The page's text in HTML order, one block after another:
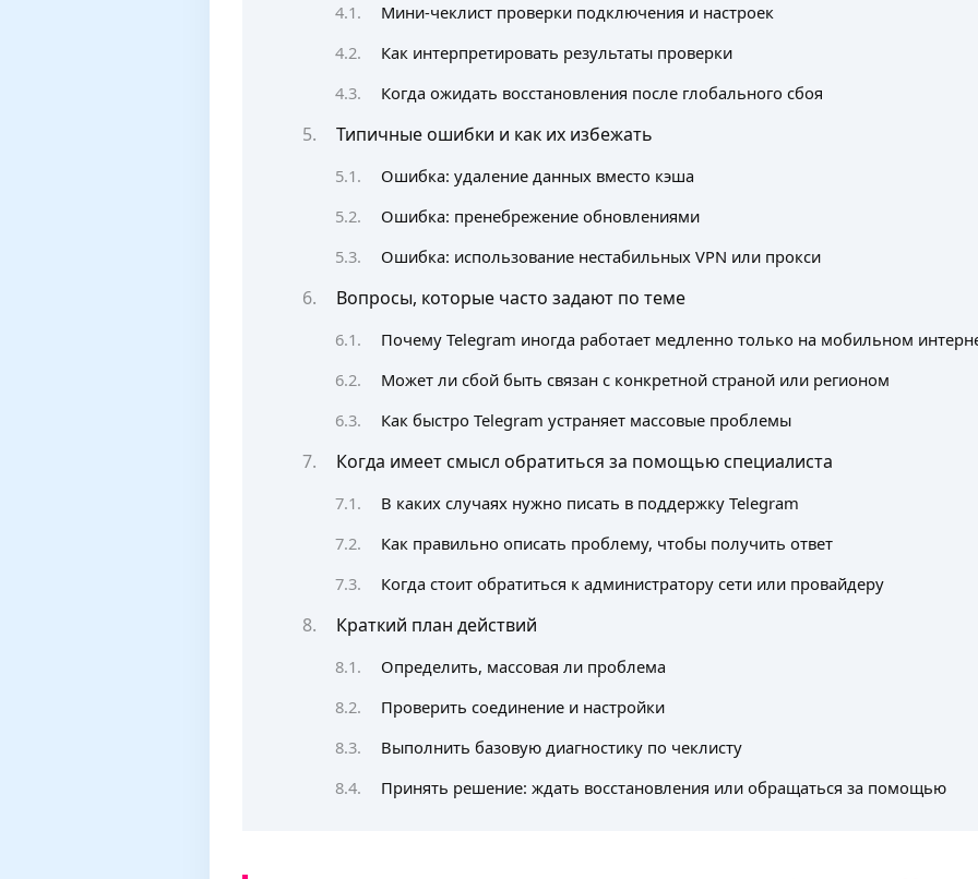
Мини-чеклист проверки подключения и настроек
Как интерпретировать результаты проверки
Когда ожидать восстановления после глобального сбоя
Типичные ошибки и как их избежать
Ошибка: удаление данных вместо кэша
Ошибка: пренебрежение обновлениями
Ошибка: использование нестабильных VPN или прокси
Вопросы, которые часто задают по теме
Почему Telegram иногда работает медленно только на мобильном
Может ли сбой быть связан с конкретной страной или регионом
Как быстро Telegram устраняет массовые проблемы
Когда имеет смысл обратиться за помощью специалиста
В каких случаях нужно писать в поддержку Telegram
Как правильно описать проблему, чтобы получить ответ
Когда стоит обратиться к администратору сети или провайдеру
Краткий план действий
Определить, массовая ли проблема
Проверить соединение и настройки
Выполнить базовую диагностику по чеклисту
Принять решение: ждать восстановления или обращаться за помощью